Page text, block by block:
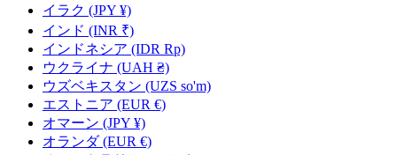
イラク (JPY ¥)
インド (INR ₹)
インドネシア (IDR Rp)
ウクライナ (UAH ₴)
ウズベキスタン (UZS so'm)
エストニア (EUR €)
オマーン (JPY ¥)
オランダ(EUR €)